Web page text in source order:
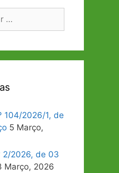
104/2026/1, de
5 Março,
2/2026, de 03
Março, 2026